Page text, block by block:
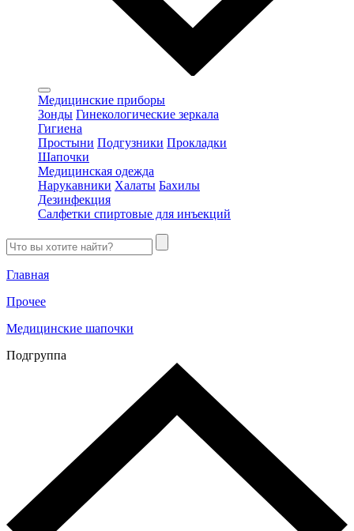
Медицинские приборы
Зонды Гинекологические зеркала
Гигиена
Простыни Подгузники Прокладки
Шапочки
Медицинская одежда
Нарукавники Халаты Бахилы
Дезинфекция
Салфетки спиртовые для инъекций
Главная
Прочее
Медицинские шапочки
Подгруппа